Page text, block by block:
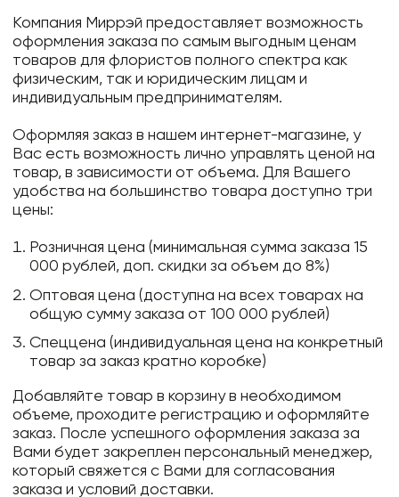
Компания Миррэй предоставляет возможность
оформления заказа по самым выгодным ценам
товаров для флористов полного спектра как
физическим, так и юридическим лицам и
индивидуальным предпринимателям.
Оформляя заказ в нашем интернет-магазине, у
Вас есть возможность лично управлять ценой на
товар, в зависимости от объема. Для Вашего
удобства на большинство товара доступно три
цены:
Розничная цена (минимальная сумма заказа 15
000 рублей, доп. скидки за объем до 8%)
Оптовая цена (доступна на всех товарах на
общую сумму заказа от 100 000 рублей)
Спеццена (индивидуальная цена на конкретный
товар за заказ кратно коробке)
Добавляйте товар в корзину в необходимом
объеме, проходите регистрацию и оформляйте
заказ. После успешного оформления заказа за
Вами будет закреплен персональный менеджер,
который свяжется с Вами для согласования
заказа и условий доставки.